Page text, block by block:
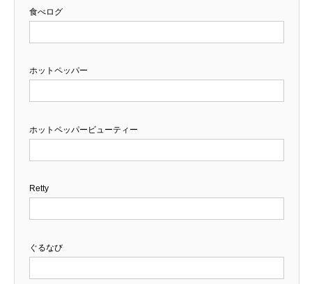
食べログ
ホットペッパー
ホットペッパービューティー
Retty
ぐるなび